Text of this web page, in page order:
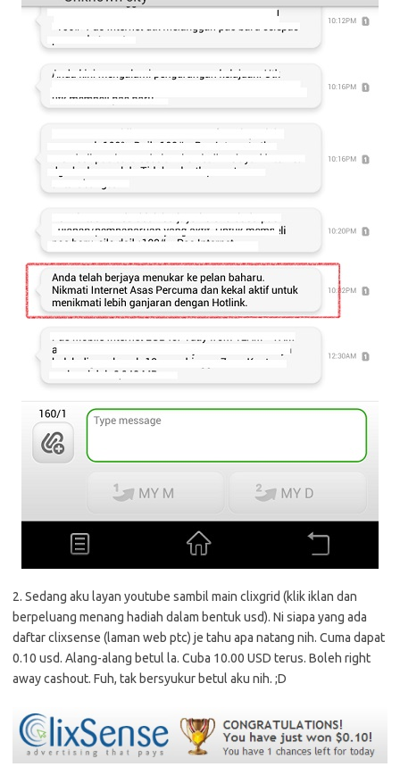
2. Sedang aku layan youtube sambil main clixgrid (klik iklan dan
berpeluang menang hadiah dalam bentuk usd). Ni siapa yang ada
daftar clixsense (laman web ptc) je tahu apa natang nih. Cuma dapat
0.10 usd. Alang-alang betul la. Cuba 10.00 USD terus. Boleh right
away cashout. Fuh, tak bersyukur betul aku nih. ;D